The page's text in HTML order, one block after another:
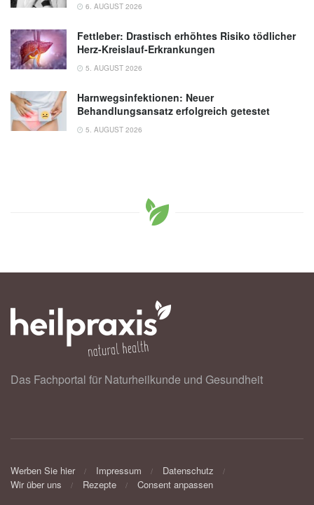
6. AUGUST 2026
Fettleber: Drastisch erhöhtes Risiko tödlicher
Herz-Kreislauf-Erkrankungen
5. AUGUST 2026
Harnwegsinfektionen: Neuer
Behandlungsansatz erfolgreich getestet
5. AUGUST 2026
Das Fachportal für Naturheilkunde und Gesundheit
Werben Sie hier Impressum
Datenschutz
Wir über uns
Rezepte Consent anpassen